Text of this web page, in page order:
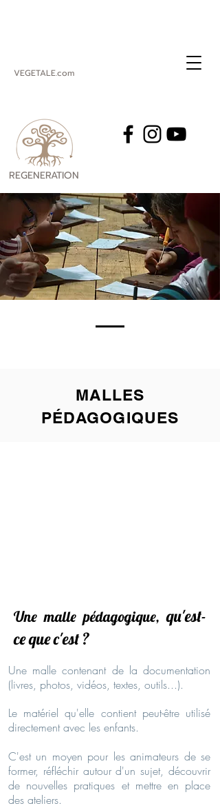
VEGETALE.com
REGENERATION
MALLES
PÉDAGOGIQUES
Une malle pédagogique,qu'est-
ce que c'est ?
Une malle contenant de la documentation
(livres, photos, vidéos, textes, outils...).
Le matériel qu'elle contient peut-être utilisé
directement avec les enfants.
C'est un moyen pour les animateurs de se
former, réfléchir autour d'un sujet, découvrir
de nouvelles pratiques et mettre en place
des ateliers.